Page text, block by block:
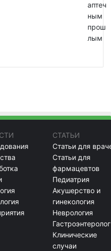
аптеч
ным
прош
лым
СТАТЬИ
Статьи для
Статьи для
фармацевтов
Педиатрия
Акушерство и
гинекология
Неврология
Клинические
случаи